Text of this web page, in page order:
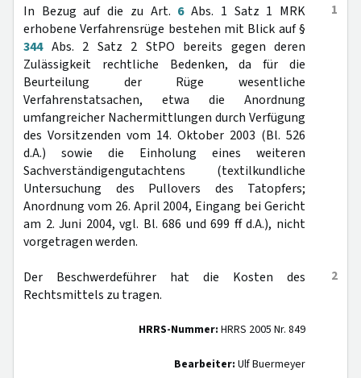
1
In Bezug auf die zu Art. 6Abs. 1 Satz 1 MRK
erhobene Verfahrensrüge bestehen mit Blick auf §
344Abs. 2 Satz 2 StPO bereits gegen deren
Zulässigkeit rechtliche Bedenken, da für die
Beurteilung der Rüge wesentliche
Verfahrenstatsachen, etwa die Anordnung
umfangreicher Nachermittlungen durch Verfügung
des Vorsitzenden vom 14. Oktober 2003 (Bl. 526
d.A.) sowie die Einholung eines weiteren
Sachverständigengutachtens (textilkundliche
Untersuchung des Pullovers des Tatopfers;
Anordnung vom 26. April 2004, Eingang bei Gericht
am 2. Juni 2004, vgl. Bl. 686 und 699 ff d.A.), nicht
vorgetragen werden.
2
Der Beschwerdeführer hat die Kosten des
Rechtsmittels zu tragen.
HRRS-Nummer: HRRS 2005 Nr. 849
Bearbeiter: Ulf Buermeyer